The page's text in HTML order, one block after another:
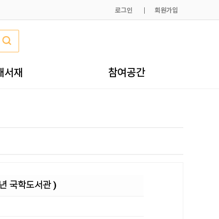
로그인 회원가입
서재 참여공간
국학도서관 )